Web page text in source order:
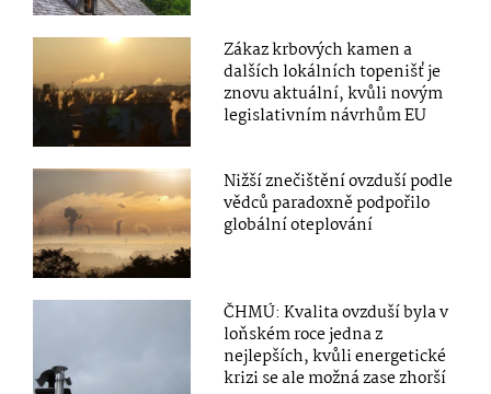
Zákaz krbových kamen a
dalších lokálních topenišť je
znovu aktuální, kvůli novým
legislativním návrhům EU
Nižší znečištění ovzduší podle
vědců paradoxně podpořilo
globální oteplování
ČHMÚ: Kvalita ovzduší byla v
loňském roce jedna z
nejlepších, kvůli energetické
krizi se ale možná zase zhorší